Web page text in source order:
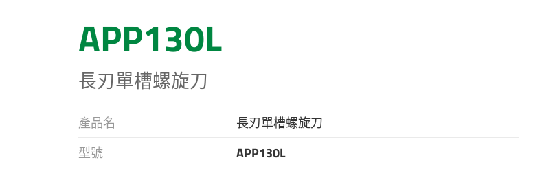
APP130L
長刃單槽螺旋刀
產品名
長刃單槽螺旋刀
型號
APP130L